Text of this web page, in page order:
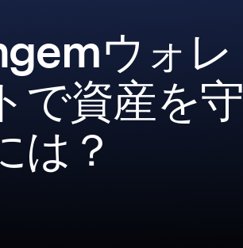
ウォレ
で資産を守
は？